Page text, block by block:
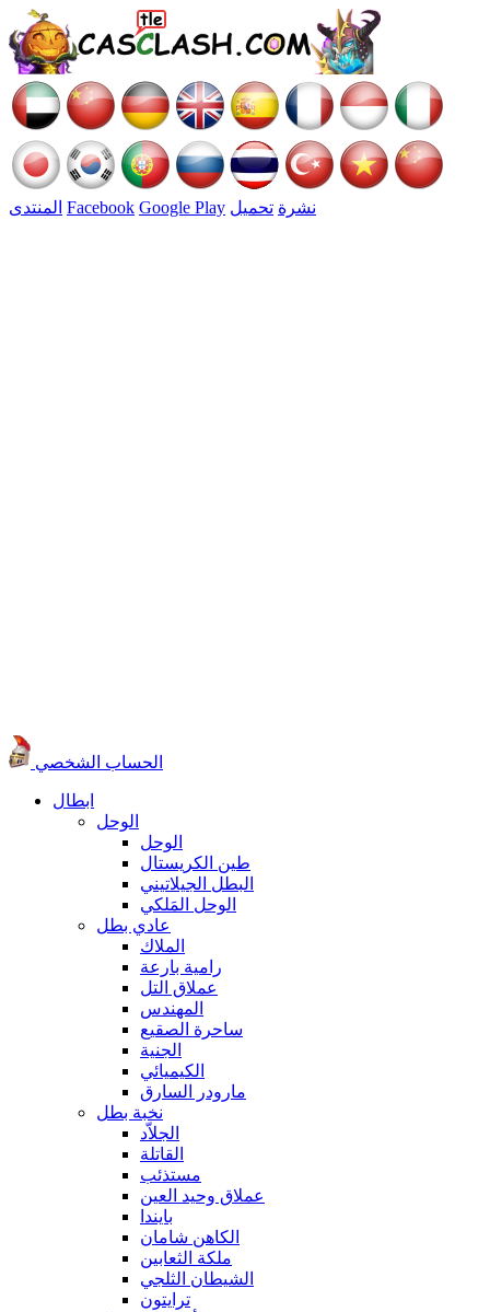
المنتدى Facebook Google Play نشرة تحميل
الحساب الشخصي
ابطال
الوحل
الوحل
طين الكريستال
البطل الجيلاتيني
الوحل المَلكي
عادي بطل
الملاك
رامية بارعة
عملاق التل
المهندس
ساحرة الصقيع
الجنية
الكيميائي
مارودر السارق
نخبة بطل
الجلاّد
القاتلة
مستذئب
عملاق وحيد العين
بايندا
الكاهن شامان
ملكة الثعابين
الشيطان الثلجي
ترايتون